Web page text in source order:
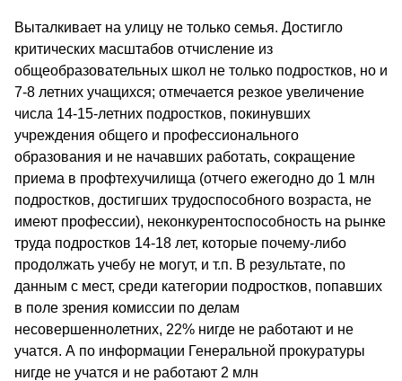
Выталкивает на улицу не только семья. Достигло
критических масштабов отчисление из
общеобразовательных школ не только подростков, но и
7-8 летних учащихся; отмечается резкое увеличение
числа 14-15-летних подростков, покинувших
учреждения общего и профессионального
образования и не начавших работать, сокращение
приема в профтехучилища (отчего ежегодно до 1 млн
подростков, достигших трудоспособного возраста, не
имеют профессии), неконкурентоспособность на рынке
труда подростков 14-18 лет, которые почему-либо
продолжать учебу не могут, и т.п. В результате, по
данным с мест, среди категории подростков, попавших
в поле зрения комиссии по делам
несовершеннолетних, 22% нигде не работают и не
учатся. А по информации Генеральной прокуратуры
нигде не учатся и не работают 2 млн